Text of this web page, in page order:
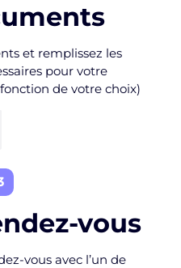
et remplissez les
pour votre
de votre choix)
vous
vous avec l’un de